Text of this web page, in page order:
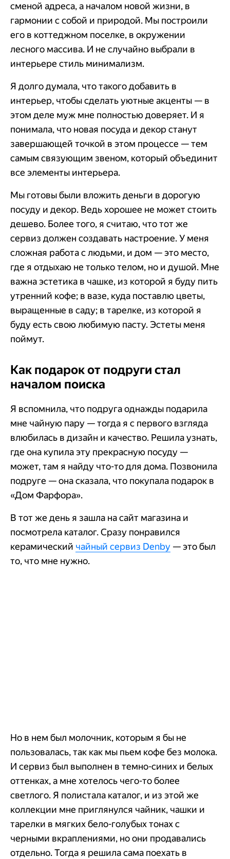
сменой адреса, а началом новой жизни, в
гармонии с собой и природой. Мы построили
его в коттеджном поселке, в окружении
лесного массива. И не случайно выбрали в
интерьере стиль минимализм.
Я долго думала, что такого добавить в
интерьер, чтобы сделать уютные акценты — в
этом деле муж мне полностью доверяет. И я
понимала, что новая посуда и декор станут
завершающей точкой в этом процессе — тем
самым связующим звеном, который объединит
все элементы интерьера.
Мы готовы были вложить деньги в дорогую
посуду и декор. Ведь хорошее не может стоить
дешево. Более того, я считаю, что тот же
сервиз должен создавать настроение. У меня
сложная работа с людьми, и дом — это место,
где я отдыхаю не только телом, но и душой. Мне
важна эстетика в чашке, из которой я буду пить
утренний кофе; в вазе, куда поставлю цветы,
выращенные в саду; в тарелке, из которой я
буду есть свою любимую пасту. Эстеты меня
поймут.
Как подарок от подруги стал
началом поиска
Я вспомнила, что подруга однажды подарила
мне чайную пару — тогда я с первого взгляда
влюбилась в дизайн и качество. Решила узнать,
где она купила эту прекрасную посуду —
может, там я найду что-то для дома. Позвонила
подруге — она сказала, что покупала подарок в
«Дом Фарфора».
В тот же день я зашла на сайт магазина и
посмотрела каталог. Сразу понравился
керамический чайный сервиз Denby — это был
то, что мне нужно.
Но в нем был молочник, которым я бы не
пользовалась, так как мы пьем кофе без молока.
И сервиз был выполнен в темно-синих и белых
оттенках, а мне хотелось чего-то более
светлого. Я полистала каталог, и из этой же
коллекции мне приглянулся чайник, чашки и
тарелки в мягких бело-голубых тонах с
черными вкраплениями, но они продавались
отдельно. Тогда я решила сама поехать в